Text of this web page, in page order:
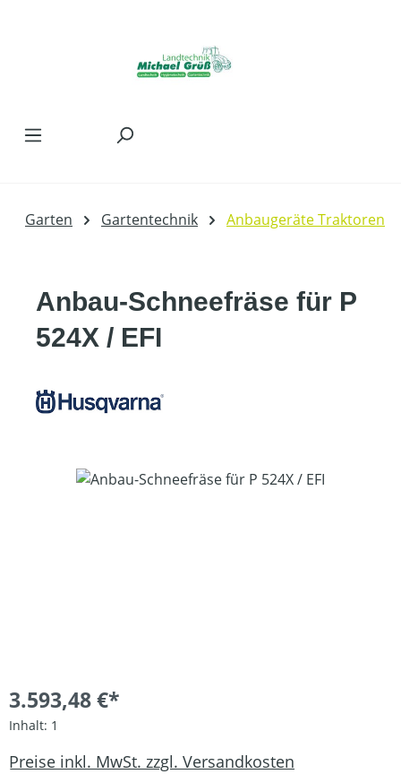
Garten Gartentechnik Anbaugeräte Traktoren
Anbau-Schneefräse für P
524X / EFI
Bildergalerie überspringen
3.593,48 €*
Inhalt: 1
Preise inkl. MwSt. zzgl. Versandkosten